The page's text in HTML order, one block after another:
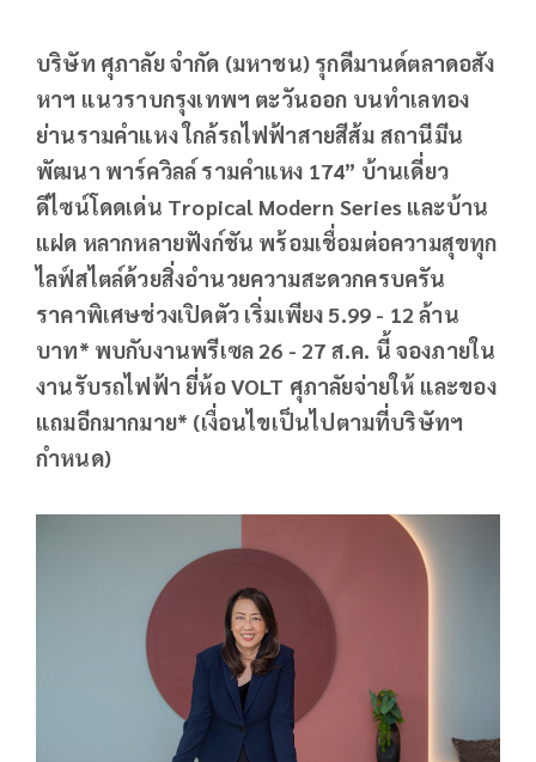
บริษัท ศุภาลัย จำกัด (มหาชน) รุกดีมานด์ตลาดอสัง
หาฯ แนวราบกรุงเทพฯ ตะวันออก บนทำเลทอง
ย่านรามคำแหง ใกล้รถไฟฟ้าสายสีส้ม สถานีมีน
พัฒนา พาร์ควิลล์ รามคำแหง 174” บ้านเดี่ยว
ดีไซน์โดดเด่น Tropical Modern Series และบ้าน
แฝด หลากหลายฟังก์ชัน พร้อมเชื่อมต่อความสุขทุก
ไลฟ์สไตล์ด้วยสิ่งอำนวยความสะดวกครบครัน
ราคาพิเศษช่วงเปิดตัว เริ่มเพียง 5.99 - 12 ล้าน
บาท* พบกับงานพรีเซล 26 - 27 ส.ค. นี้ จองภายใน
งานรับรถไฟฟ้า ยี่ห้อ VOLT ศุภาลัยจ่ายให้ และของ
แถมอีกมากมาย* (เงื่อนไขเป็นไปตามที่บริษัทฯ
กำหนด)